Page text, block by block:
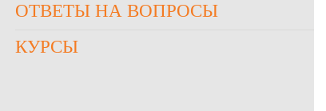
ОТВЕТЫ НА ВОПРОСЫ
КУРСЫ